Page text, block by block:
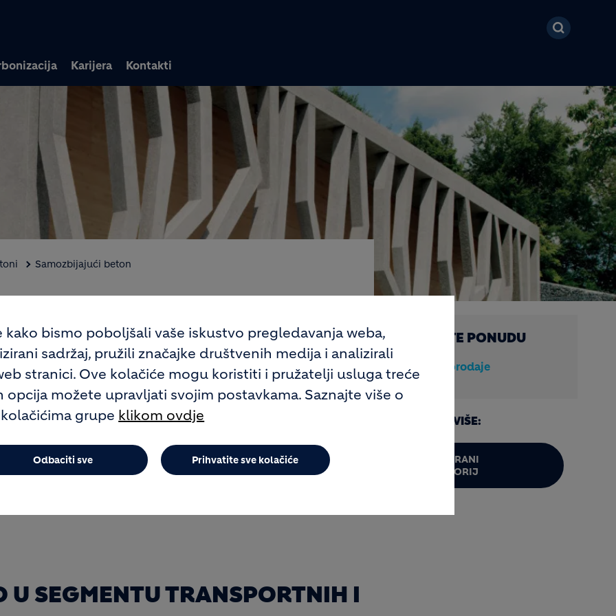
Karijera Kontakti
Samozbijajući beton
s inovativnim značajkama.
komponenata prilikom tečenja osigurava da
minimalnu količinu šupljina, ujednačenu tlačnu
što dovodi do povećane trajnosti konstrukcija.
veću učinkovitost i kraće vrijeme ugradnje.
ZATRAŽITE PONUDU
Odjel prodaje
SAZNAJTE VIŠE:
AKREDITIRANI
LABORATORIJ
U SEGMENTU TRANSPORTNIH I
kako bismo poboljšali vaše iskustvo pregledavanja weba,
sadržaj, pružili značajke društvenih medija i analizirali
stranici. Ove kolačiće mogu koristiti i pružatelji usluga treće
opcija možete upravljati svojim postavkama. Saznajte više o
grupe klikom ovdje
Prihvatite sve kolačiće
Odbaciti sve